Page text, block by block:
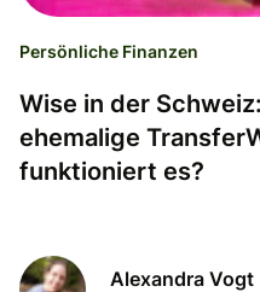
Persönliche Finanzen
Wise in der
ehemalige
funktioniert es?
Alexandra Vogt